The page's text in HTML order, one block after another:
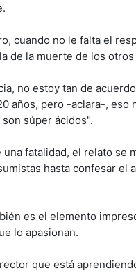
cuando no le falta el
de la muerte de los
no estoy tan de
años, pero -aclara-,
súper ácidos".
fatalidad, el relato se
hasta confesar el
es el elemento
lo apasionan.
que está